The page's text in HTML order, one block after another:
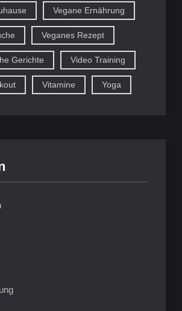
Vegane Ernährung
Veganes Rezept
Gerichte Video Training
Vitamine Yoga